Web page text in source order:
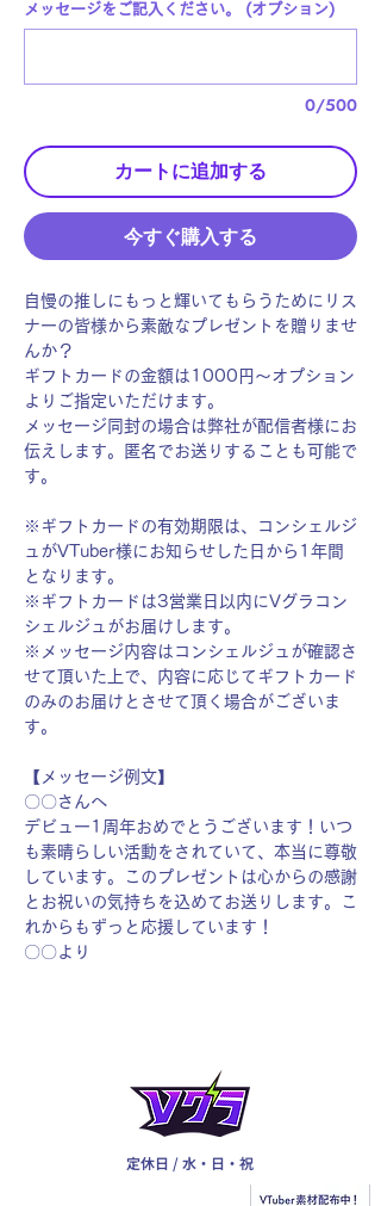
メッセージをご記入ください。 (オプション)
0/500
カートに追加する
今すぐ購入する
自慢の推しにもっと輝いてもらうためにリス
ナーの皆様から素敵なプレゼントを贈りませ
んか？
ギフトカードの金額は1000円〜オプション
よりご指定いただけます。
メッセージ同封の場合は弊社が配信者様にお
伝えします。匿名でお送りすることも可能で
す。
※ギフトカードの有効期限は、コンシェルジ
ュがVTuber様にお知らせした日から1年間
となります。
※ギフトカードは3営業日以内にVグラコン
シェルジュがお届けします。
※メッセージ内容はコンシェルジュが確認さ
せて頂いた上で、内容に応じてギフトカード
のみのお届けとさせて頂く場合がございま
す。
【メッセージ例文】
〇〇さんへ
デビュー1周年おめでとうございます！いつ
も素晴らしい活動をされていて、本当に尊敬
しています。このプレゼントは心からの感謝
とお祝いの気持ちを込めてお送りします。こ
れからもずっと応援しています！
〇〇より
定休日 / 水・日・祝